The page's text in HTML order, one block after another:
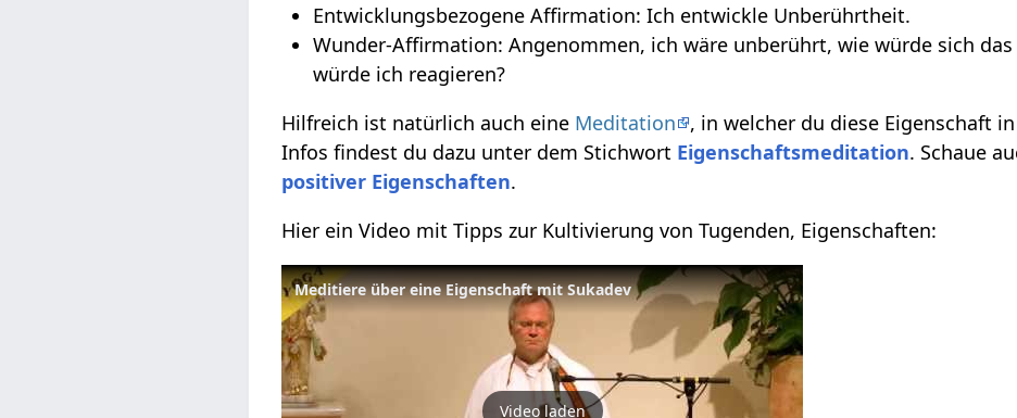
Entwicklungsbezogene Affirmation: Ich entwickle Unberührtheit.
Wunder-Affirmation: Angenommen, ich wäre unberührt, wie würde sich
würde ich reagieren?
Hilfreich ist natürlich auch eine Meditation
, in welcher du diese Eigenschaft
Infos findest du dazu unter dem Stichwort Eigenschaftsmeditation. Schaue
positiver Eigenschaften.
Hier ein Video mit Tipps zur Kultivierung von Tugenden, Eigenschaften:
Meditiere über eine Eigenschaft mit Sukadev
Video laden